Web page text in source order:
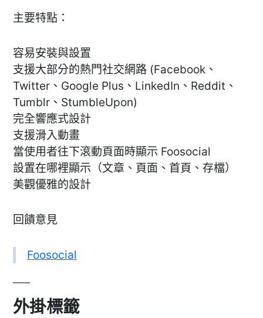
主要特點：
容易安裝與設置
支援大部分的熱門社交網路 (Facebook、
Twitter、Google Plus、LinkedIn、Reddit、
Tumblr、StumbleUpon)
完全響應式設計
支援滑入動畫
當使用者往下滾動頁面時顯示 Foosocial
設置在哪裡顯示（文章、頁面、首頁、存檔）
美觀優雅的設計
回饋意見
Foosocial
外掛標籤